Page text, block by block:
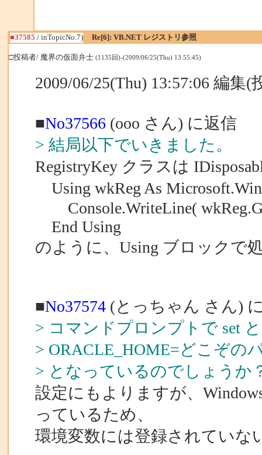
■37585 / inTopicNo.7) Re[6]: VB.NET レジストリ参照
□投稿者/ 魔界の仮面弁士 (1135回)-(2009/06/25(Thu) 13:55:45)
2009/06/25(Thu) 13:57:06 編集(
■No37566(ooo さん) に返信
> 結局以下でいきました。
RegistryKey クラスは
Using wkReg As
Console.WriteLine(
End Using
のように、Using ブロックで
■No37574(とっちゃん さん)
> コマンドプロンプトで set
> ORACLE_HOME=どこぞの
> となっているのでしょうか
設定にもよりますが、
っているため、
環境変数には登録されていな